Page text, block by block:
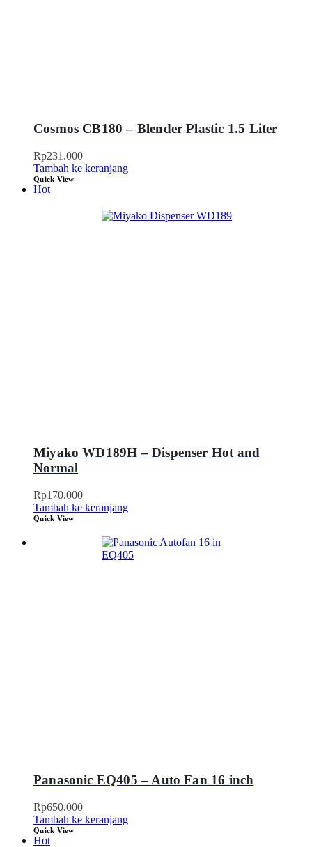
Cosmos CB180 – Blender Plastic 1.5 Liter
Rp231.000
Tambah ke keranjang
Quick View
Hot
Miyako WD189H – Dispenser Hot and
Normal
Rp170.000
Tambah ke keranjang
Quick View
Panasonic EQ405 – Auto Fan 16 inch
Rp650.000
Tambah ke keranjang
Quick View
Hot